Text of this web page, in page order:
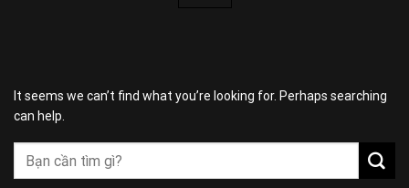
It seems we can’t find what you’re looking for. Perhaps searching
can help.